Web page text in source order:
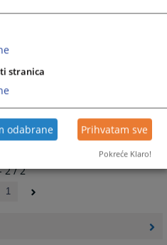
2 / 2
1
stranica
odabrane Prihvatam sve
Pokreće Klaro!